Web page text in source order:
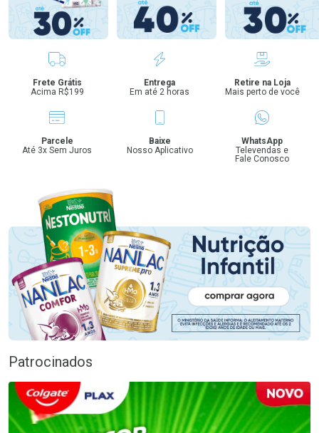
Benefícios
Frete Grátis
Acima R$199
Entrega
Em até 2 horas
Retire na Loja
Mais perto de você
Parcele
Até 3x Sem Juros
Baixe
Nosso Aplicativo
WhatsApp
Televendas e
Fale Conosco
Patrocinados